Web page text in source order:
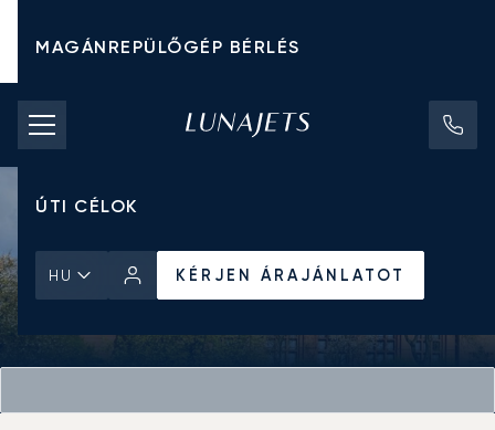
MAGÁNREPÜLŐGÉP BÉRLÉS
CHARTER ÁRAK
MAGÁNREPÜLŐGÉPEK
ÚTI CÉLOK
HU KÉRJEN ÁRAJÁNLATOT